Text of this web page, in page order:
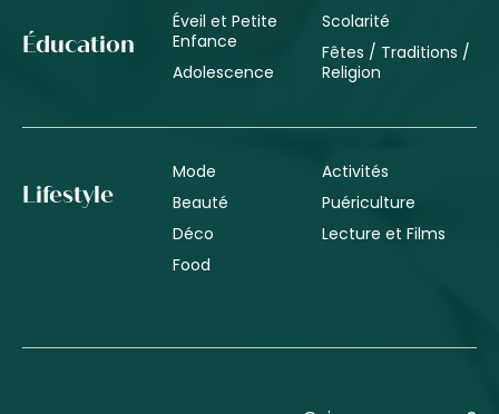
Éducation
Éveil et Petite
Enfance
Adolescence
Scolarité
Fêtes / Traditions /
Religion
Lifestyle
Mode
Beauté
Déco
Food
Activités
Puériculture
Lecture et Films